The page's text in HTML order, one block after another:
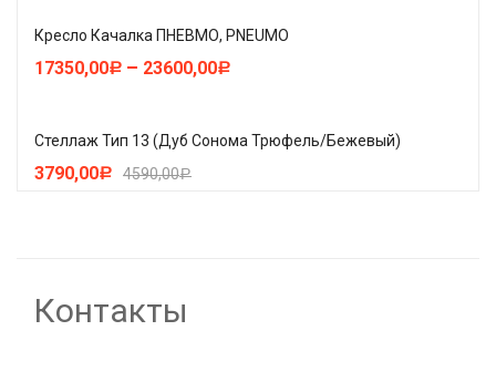
Кресло Качалка ПНЕВМО, PNEUMO
17350,00Р – 23600,00Р
Стеллаж Тип 13 (Дуб Сонома Трюфель/Бежевый)
4590,00Р
3790,00Р
Контакты